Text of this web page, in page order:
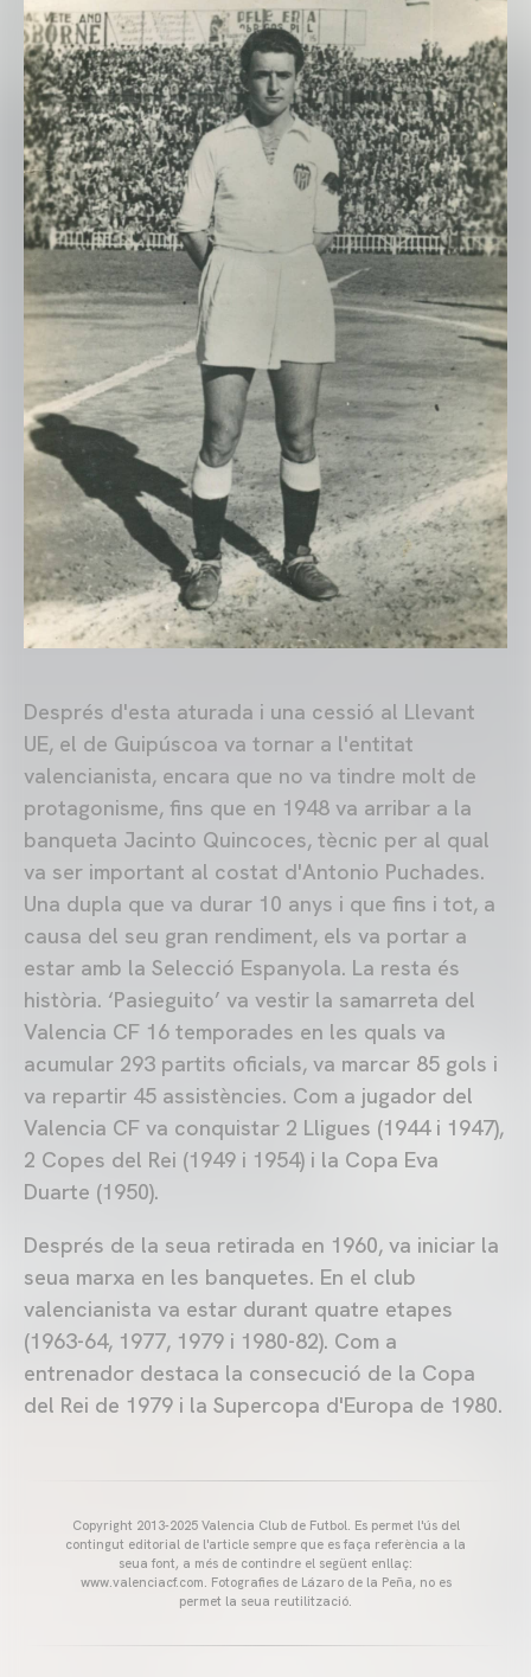
Després d'esta aturada i una cessió al Llevant
UE, el de Guipúscoa va tornar a l'entitat
valencianista, encara que no va tindre molt de
protagonisme, fins que en 1948 va arribar a la
banqueta Jacinto Quincoces, tècnic per al qual
va ser important al costat d'Antonio Puchades.
Una dupla que va durar 10 anys i que fins i tot, a
causa del seu gran rendiment, els va portar a
estar amb la Selecció Espanyola. La resta és
història. ‘Pasieguito’ va vestir la samarreta del
Valencia CF 16 temporades en les quals va
acumular 293 partits oficials, va marcar 85 gols i
va repartir 45 assistències. Com a jugador del
Valencia CF va conquistar 2 Lligues (1944 i 1947),
2 Copes del Rei (1949 i 1954) i la Copa Eva
Duarte (1950).
Després de la seua retirada en 1960, va iniciar la
seua marxa en les banquetes. En el club
valencianista va estar durant quatre etapes
(1963-64, 1977, 1979 i 1980-82). Com a
entrenador destaca la consecució de la Copa
del Rei de 1979 i la Supercopa d'Europa de 1980.
Copyright 2013-2025 Valencia Club de Futbol. Es permet l'ús del
contingut editorial de l'article sempre que es faça referència a la
seua font, a més de contindre el següent enllaç:
www.valenciacf.com. Fotografies de Lázaro de la Peña, no es
permet la seua reutilització.